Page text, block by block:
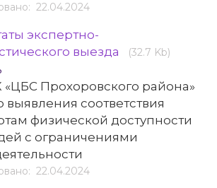
22.04.2024
экспертно-
выезда
(32.7 Kb)
Прохоровского района»
выявления соответствия
физической доступности
с ограничениями
22.04.2024